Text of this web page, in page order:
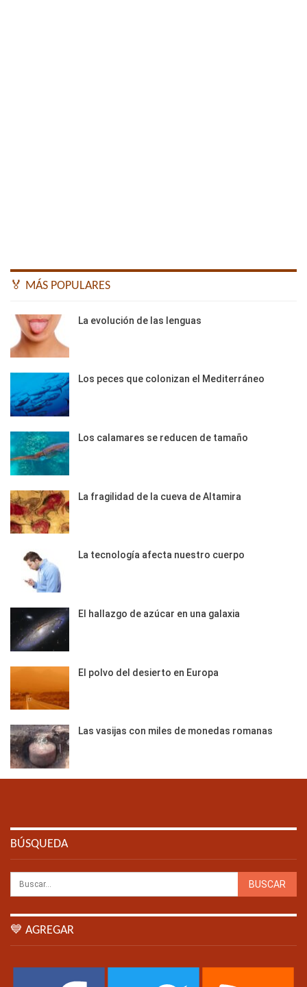
🏅 MÁS POPULARES
La evolución de las lenguas
Los peces que colonizan el Mediterráneo
Los calamares se reducen de tamaño
La fragilidad de la cueva de Altamira
La tecnología afecta nuestro cuerpo
El hallazgo de azúcar en una galaxia
El polvo del desierto en Europa
Las vasijas con miles de monedas romanas
BÚSQUEDA
💙 AGREGAR